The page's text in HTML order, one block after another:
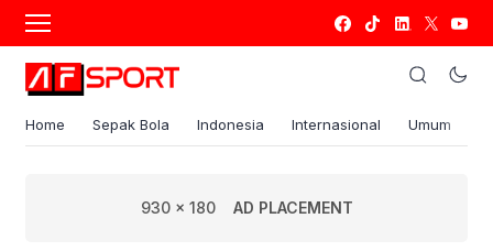
Home Sepak Bola Indonesia Internasional Umum
930 x 180 AD PLACEMENT